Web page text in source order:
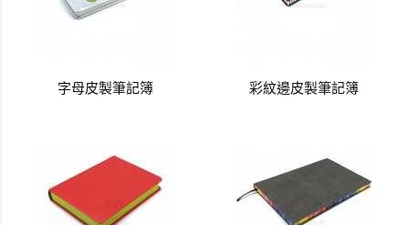
字母皮製筆記簿 彩紋邊皮製筆記簿